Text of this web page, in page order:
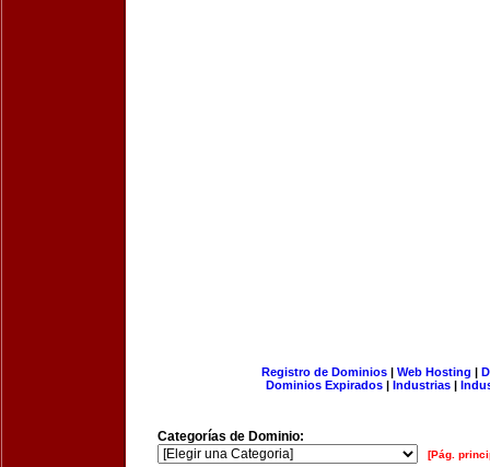
Registro de Dominios| Web Hosting |
Dominios Expirados | Industrias |
Categorías de Dominio:
[Pág.